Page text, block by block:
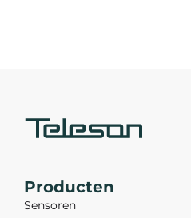
Producten
Sensoren